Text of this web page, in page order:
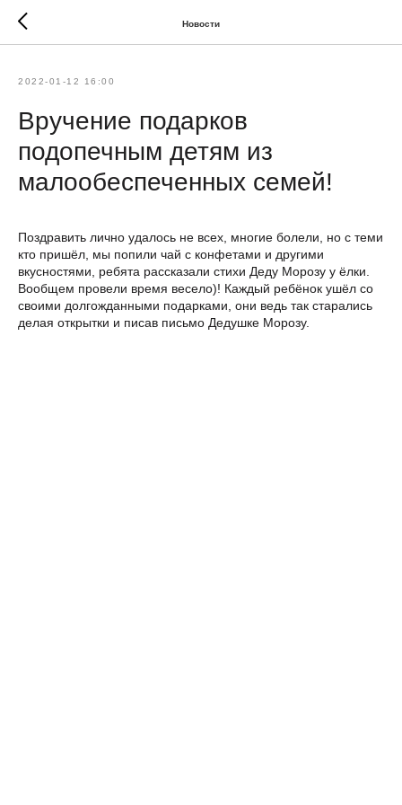
Новости
2022-01-12 16:00
Вручение подарков
подопечным детям из
малообеспеченных семей!
Поздравить лично удалось не всех, многие болели, но с теми
кто пришёл, мы попили чай с конфетами и другими
вкусностями, ребята рассказали стихи Деду Морозу у ёлки.
Вообщем провели время весело)! Каждый ребёнок ушёл со
своими долгожданными подарками, они ведь так старались
делая открытки и писав письмо Дедушке Морозу.